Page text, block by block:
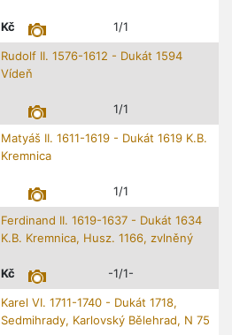
Kč 1/1
Rudolf II. 1576-1612 - Dukát 1594
Vídeň
1/1
Matyáš II. 1611-1619 - Dukát 1619 K.B.
Kremnica
1/1
Ferdinand II. 1619-1637 - Dukát 1634
K.B. Kremnica, Husz. 1166, zvlněný
Kč -1/1-
Karel VI. 1711-1740 - Dukát 1718,
Sedmihrady, Karlovský Bělehrad, N 75